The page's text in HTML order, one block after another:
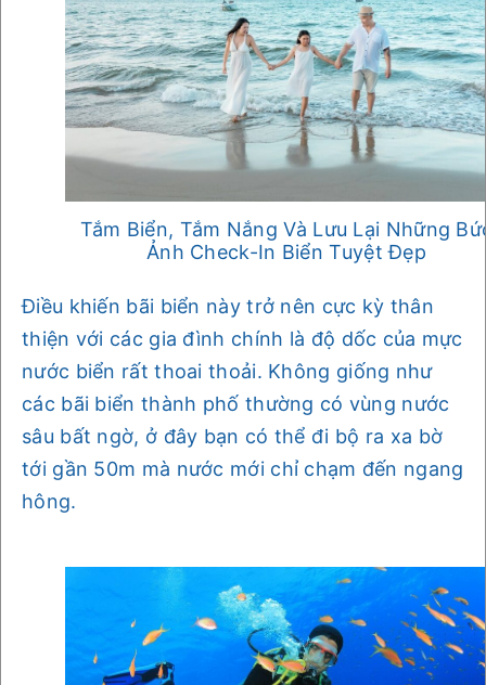
Tắm Biển, Tắm Nắng Và Lưu Lại Những
Ảnh Check-In Biển Tuyệt Đẹp
Điều khiến bãi biển này trở nên cực kỳ thân
thiện với các gia đình chính là độ dốc của mực
nước biển rất thoai thoải. Không giống như
các bãi biển thành phố thường có vùng nước
sâu bất ngờ, ở đây bạn có thể đi bộ ra xa bờ
tới gần 50m mà nước mới chỉ chạm đến ngang
hông.